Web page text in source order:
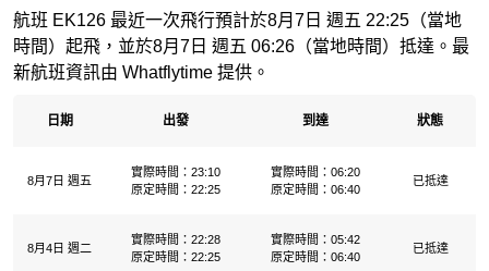
航班 EK126 最近一次飛行預計於8月7日 週五 22:25（當地
時間）起飛，並於8月7日 週五 06:26（當地時間）抵達。最
新航班資訊由 Whatflytime 提供。
日期 出發 到達 狀態
8月7日 週五
實際時間：23:10
原定時間：22:25
實際時間：06:20
原定時間：06:40
已抵達
8月4日 週二
實際時間：22:28
原定時間：22:25
實際時間：05:42
原定時間：06:40
已抵達